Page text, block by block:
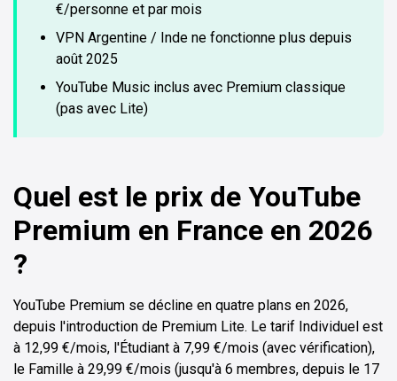
€/personne et par mois
VPN Argentine / Inde ne fonctionne plus depuis
août 2025
YouTube Music inclus avec Premium classique
(pas avec Lite)
Quel est le prix de YouTube
Premium en France en 2026
?
YouTube Premium se décline en quatre plans en 2026,
depuis l'introduction de Premium Lite. Le tarif Individuel est
à 12,99 €/mois, l'Étudiant à 7,99 €/mois (avec vérification),
le Famille à 29,99 €/mois (jusqu'à 6 membres, depuis le 17